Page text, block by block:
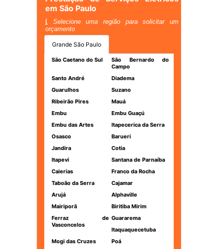
em São Paulo
Selecione uma região para solicitar um
orçamento
Grande São Paulo
São Caetano do Sul
São Bernardo do
Campo
Santo André
Diadema
Guarulhos
Suzano
Ribeirão Pires
Mauá
Embu
Embu Guaçú
Embu das Artes
Itapecerica da Serra
Osasco
Barueri
Jandira
Cotia
Itapevi
Santana de Parnaíba
Caierias
Franco da Rocha
Taboão da Serra
Cajamar
Arujá
Alphaville
Mairiporã
Biritiba Mirim
Ferraz de
Vasconcelos
Guararema
Itaquaquecetuba
Mogi das Cruzes
Poá